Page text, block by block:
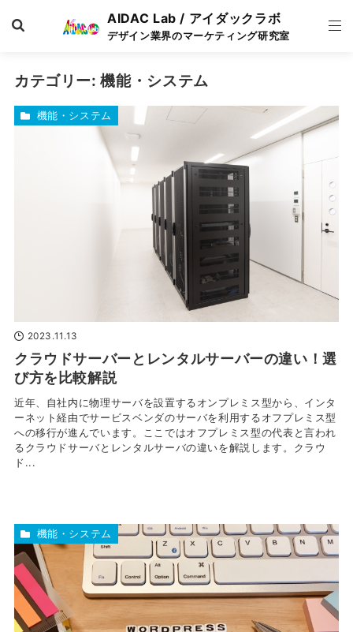
AIDAC Lab / アイダックラボ
デザイン業界のマーケティング研究室
カテゴリー:機能・システム
2023.11.13
クラウドサーバーとレンタルサーバーの違い！選
び方を比較解説
近年、自社内に物理サーバを設置するオンプレミス型から、インタ
ーネット経由でサービスベンダのサーバを利用するオフプレミス型
への移行が進んでいます。ここではオフプレミス型の代表と言われ
るクラウドサーバとレンタルサーバの違いを解説します。クラウ
ド...
機能・システム
機能・システム